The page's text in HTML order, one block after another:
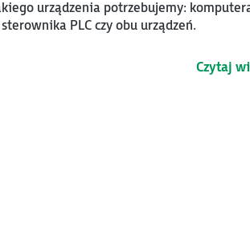
urządzenia potrzebujemy:
PLC czy obu urządzeń.
Czytaj